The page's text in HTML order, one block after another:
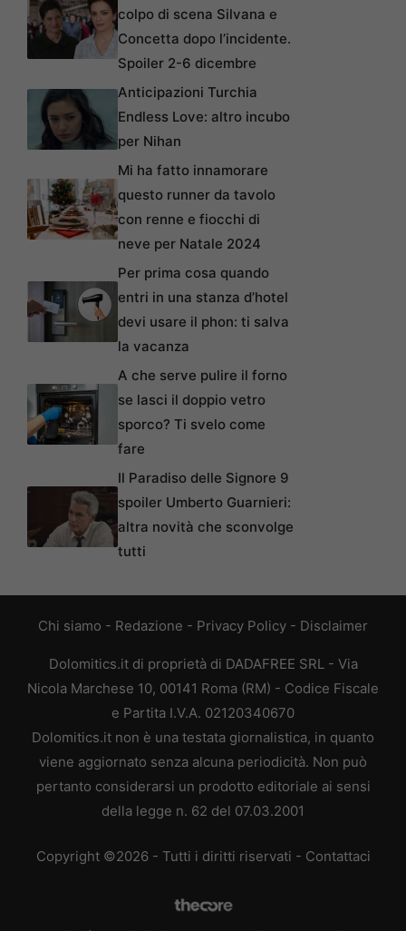
colpo di scena Silvana e
Concetta dopo l’incidente.
Spoiler 2-6 dicembre
Anticipazioni Turchia
Endless Love: altro incubo
per Nihan
Mi ha fatto innamorare
questo runner da tavolo
con renne e fiocchi di
neve per Natale 2024
Per prima cosa quando
entri in una stanza d’hotel
devi usare il phon: ti salva
la vacanza
A che serve pulire il forno
se lasci il doppio vetro
sporco? Ti svelo come
fare
Il Paradiso delle Signore 9
spoiler Umberto Guarnieri:
altra novità che sconvolge
tutti
Chi siamo - Redazione - Privacy Policy - Disclaimer
Dolomitics.it di proprietà di DADAFREE SRL - Via
Nicola Marchese 10, 00141 Roma (RM) - Codice Fiscale
e Partita I.V.A. 02120340670
Dolomitics.it non è una testata giornalistica, in quanto
viene aggiornato senza alcuna periodicità. Non può
pertanto considerarsi un prodotto editoriale ai sensi
della legge n. 62 del 07.03.2001
Copyright ©2026 - Tutti i diritti riservati - Contattaci